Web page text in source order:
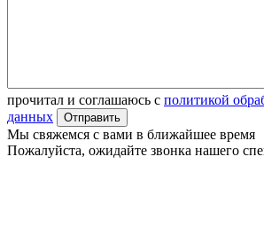
прочитал и соглашаюсь с политикой
данных
Мы свяжемся с вами в ближайшее время
Пожалуйста, ожидайте звонка нашего